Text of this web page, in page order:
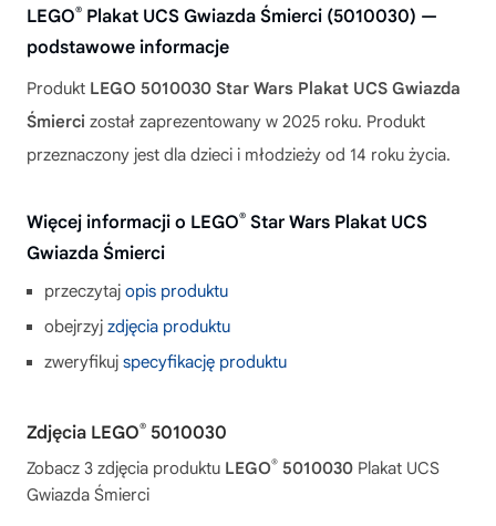
LEGO® Plakat UCS Gwiazda Śmierci (5010030) —
podstawowe informacje
Produkt LEGO 5010030 Star Wars Plakat UCS Gwiazda
Śmierci został zaprezentowany w 2025 roku. Produkt
przeznaczony jest dla dzieci i młodzieży od 14 roku życia.
Więcej informacji o LEGO® Star Wars Plakat UCS
Gwiazda Śmierci
przeczytaj opis produktu
obejrzyj zdjęcia produktu
zweryfikuj specyfikację produktu
Zdjęcia LEGO® 5010030
Zobacz 3 zdjęcia produktu LEGO® 5010030 Plakat UCS
Gwiazda Śmierci